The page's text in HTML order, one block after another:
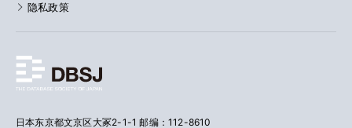
隐私政策
日本东京都文京区大冢2-1-1 邮编：112-8610